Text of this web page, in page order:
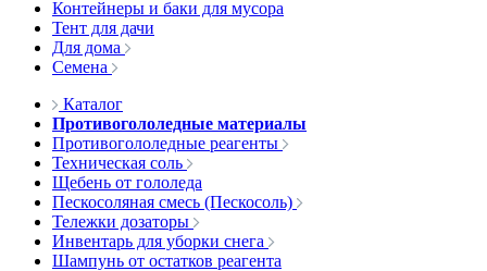
Контейнеры и баки для мусора
Тент для дачи
Для дома
Семена
Каталог
Противогололедные материалы
Противогололедные реагенты
Техническая соль
Щебень от гололеда
Пескосоляная смесь (Пескосоль)
Тележки дозаторы
Инвентарь для уборки снега
Шампунь от остатков реагента